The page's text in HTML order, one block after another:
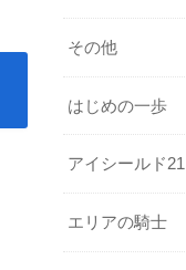
その他
はじめの一歩
アイシールド21
エリアの騎士